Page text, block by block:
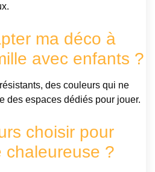
ma déco à
avec enfants ?
des couleurs qui ne
des espaces dédiés pour jouer.
choisir pour
chaleureuse ?